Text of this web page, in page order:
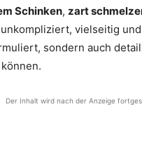
Schinken, zart
vielseitig
sondern auch
Der Inhalt wird nach der Anzeige